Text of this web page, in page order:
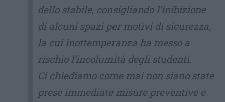
dello stabile, consigliando l’inibizione
di alcuni spazi per motivi di sicurezza,
la cui inottemperanza ha messo a
rischio l’incolumità degli studenti.
Ci chiediamo come mai non siano state
prese immediate misure preventive e